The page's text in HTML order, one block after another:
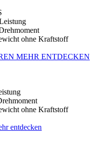
ohne Kraftstoff
MEHR ENTDECKEN
ohne Kraftstoff
entdecken